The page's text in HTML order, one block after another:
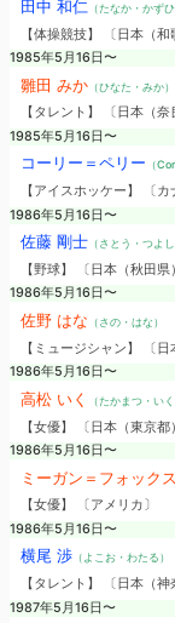
田中 和仁 （たなか・かずひ
【体操競技】 〔日本（和
1985年5月16日〜
雛田 みか（ひなた・みか）
【タレント】 〔日本（奈
1985年5月16日〜
コーリー＝ペリー （
【アイスホッケー】 〔カ
1986年5月16日〜
佐藤 剛士（さとう・つよし
【野球】 〔日本（秋田県
1986年5月16日〜
佐野 はな （さの・はな）
【ミュージシャン】 〔
1986年5月16日〜
高松 いく （たかまつ・いく
【女優】 〔日本（東京都
1986年5月16日〜
ミーガン＝フォックス
【女優】 〔アメリカ〕
1986年5月16日〜
横尾 渉（よこお・わたる）
【タレント】 〔日本（
1987年5月16日〜